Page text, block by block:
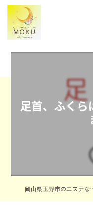
足首、ふくら
岡山県玉野市のエ